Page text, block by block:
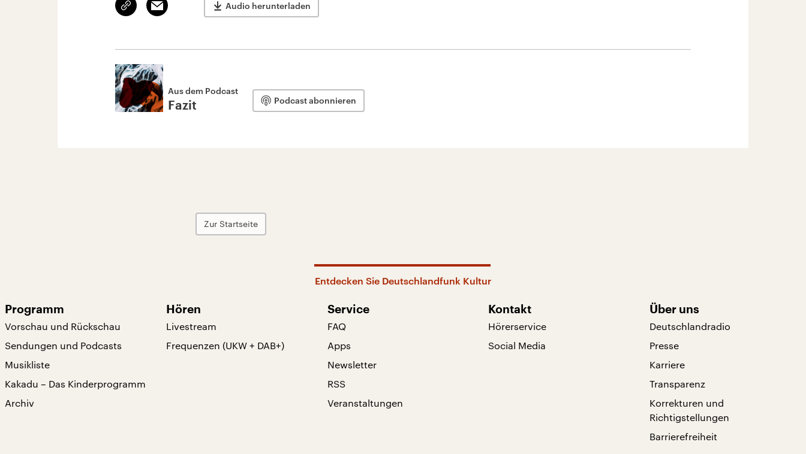
kopieren/teilen
Email Audio herunterladen
Aus dem Podcast
Fazit Podcast abonnieren
Zur Startseite
Entdecken Sie Deutschlandfunk Kultur
Programm
Vorschau und Rückschau
Sendungen und Podcasts
Musikliste
Kakadu – Das Kinderprogramm
Archiv
Hören
Livestream
Frequenzen (UKW + DAB+)
Service
FAQ
Apps
Newsletter
RSS
Veranstaltungen
Kontakt
Hörerservice
Social Media
Über uns
Deutschlandradio
Presse
Karriere
Transparenz
Korrekturen und
Richtigstellungen
Barrierefreiheit